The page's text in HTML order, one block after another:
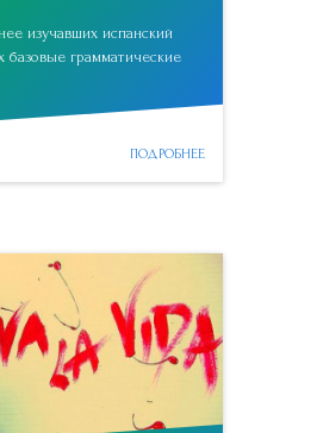
изучавших испанский
базовые грамматические
ПОДРОБНЕЕ